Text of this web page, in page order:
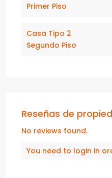
Primer Piso
Casa Tipo 2
Segundo Piso
Reseñas de
No reviews found.
You need to login in